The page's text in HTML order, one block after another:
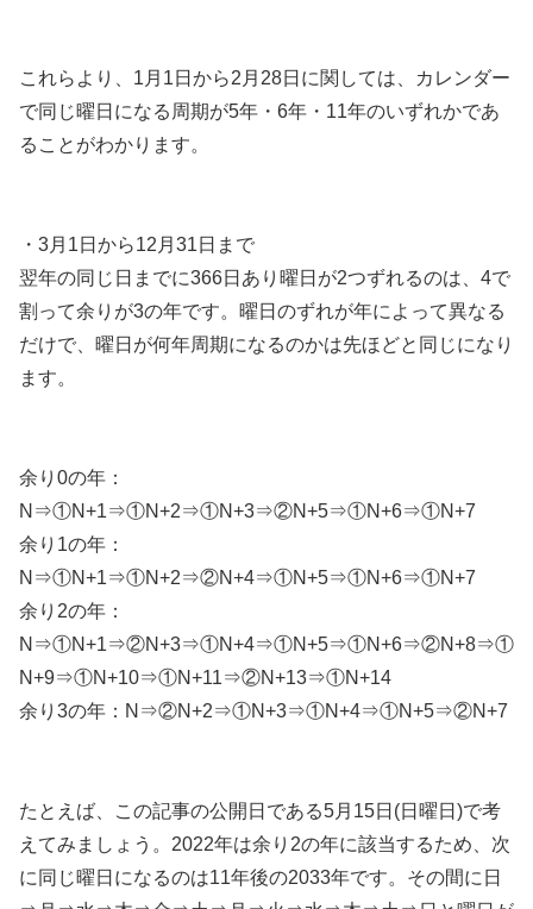
これらより、1月1日から2月28日に関しては、カレンダー
で同じ曜日になる周期が5年・6年・11年のいずれかであ
ることがわかります。
・3月1日から12月31日まで
翌年の同じ日までに366日あり曜日が2つずれるのは、4で
割って余りが3の年です。曜日のずれが年によって異なる
だけで、曜日が何年周期になるのかは先ほどと同じになり
ます。
余り0の年：
N⇒①N+1⇒①N+2⇒①N+3⇒②N+5⇒①N+6⇒①N+7
余り1の年：
N⇒①N+1⇒①N+2⇒②N+4⇒①N+5⇒①N+6⇒①N+7
余り2の年：
N⇒①N+1⇒②N+3⇒①N+4⇒①N+5⇒①N+6⇒②N+8⇒①
N+9⇒①N+10⇒①N+11⇒②N+13⇒①N+14
余り3の年：N⇒②N+2⇒①N+3⇒①N+4⇒①N+5⇒②N+7
たとえば、この記事の公開日である5月15日(日曜日)で考
えてみましょう。2022年は余り2の年に該当するため、次
に同じ曜日になるのは11年後の2033年です。その間に日